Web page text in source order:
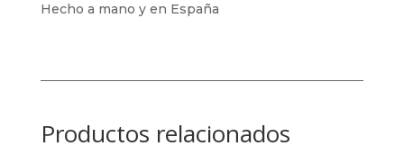
Hecho a mano y en España
Productos relacionados